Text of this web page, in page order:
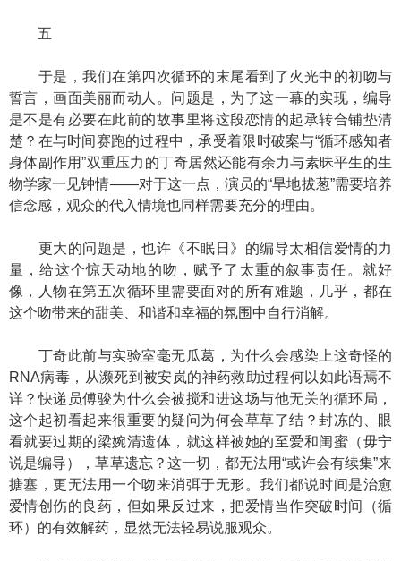
五
于是，我们在第四次循环的末尾看到了火光中的初吻与
誓言，画面美丽而动人。问题是，为了这一幕的实现，编导
是不是有必要在此前的故事里将这段恋情的起承转合铺垫清
楚？在与时间赛跑的过程中，承受着限时破案与“循环感知者
身体副作用”双重压力的丁奇居然还能有余力与素昧平生的生
物学家一见钟情——对于这一点，演员的“旱地拔葱”需要培养
信念感，观众的代入情境也同样需要充分的理由。
更大的问题是，也许《不眠日》的编导太相信爱情的力
量，给这个惊天动地的吻，赋予了太重的叙事责任。就好
像，人物在第五次循环里需要面对的所有难题，几乎，都在
这个吻带来的甜美、和谐和幸福的氛围中自行消解。
丁奇此前与实验室毫无瓜葛，为什么会感染上这奇怪的
RNA病毒，从濒死到被安岚的神药救助过程何以如此语焉不
详？快递员傅骏为什么会被搅和进这场与他无关的循环局，
这个起初看起来很重要的疑问为何会草草了结？封冻的、眼
看就要过期的梁婉清遗体，就这样被她的至爱和闺蜜（毋宁
说是编导），草草遗忘？这一切，都无法用“或许会有续集”来
搪塞，更无法用一个吻来消弭于无形。我们都说时间是治愈
爱情创伤的良药，但如果反过来，把爱情当作突破时间（循
环）的有效解药，显然无法轻易说服观众。